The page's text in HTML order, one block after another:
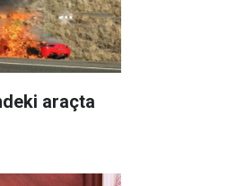
araçta